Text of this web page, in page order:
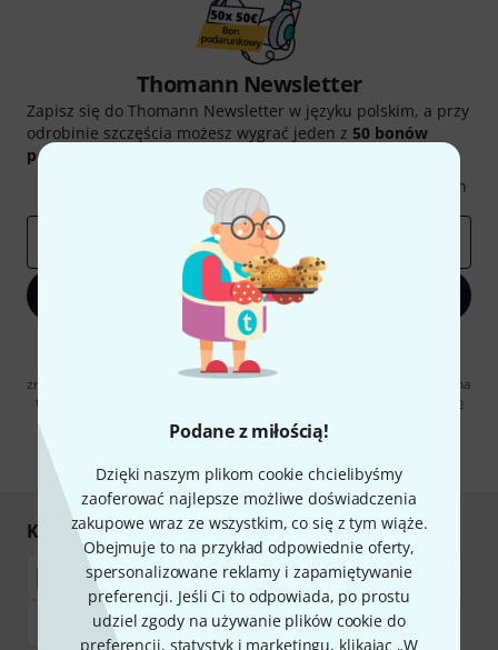
Podane z miłością!
Dzięki naszym plikom cookie chcielibyśmy
zaoferować najlepsze możliwe doświadczenia
zakupowe wraz ze wszystkim, co się z tym wiąże.
Obejmuje to na przykład odpowiednie oferty,
spersonalizowane reklamy i zapamiętywanie
preferencji. Jeśli Ci to odpowiada, po prostu
udziel zgody na używanie plików cookie do
preferencji, statystyk i marketingu, klikając „W
Thomann Newsletter
Zapisz się do Thomann Newsletter w języku polskim, a przy
odrobinie szczęścia możesz wygrać jeden z 50 bonów
podarunkowych
Oferty Spostrzeżenia Thomann
Zapisz się teraz
Klikając na „Zapisz się teraz”, wyrażasz zgodę na otrzymywanie
materialów reklamowych przesyłanych drogą elektroniczną. Możesz
zrezygnować z subskrypcji w dowolnym momencie. Więcej informacji na
temat newslettera można znaleźć w naszych
wytycznych dotyczących
ochrony danych ososbowych
Kupuj i płać bezpiecznie